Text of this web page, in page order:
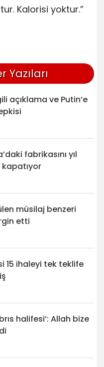
Kalorisi yoktur.”
Yazıları
açıklama ve Putin’e
fabrikasını yıl
müsilaj benzeri
etti
15 ihaleyi tek teklife
halifesi’: Allah bize